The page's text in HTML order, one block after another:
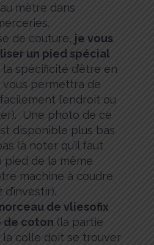
mètre dans
de couture, je vous
un pied spécial
la spécificité d’être en
permettra de
l’endroit ou
Une photo de ce
disponible plus bas
(à noter qu’il faut
pied de la même
machine à coudre
de vliesofix
de coton (la partie
colle doit se trouver